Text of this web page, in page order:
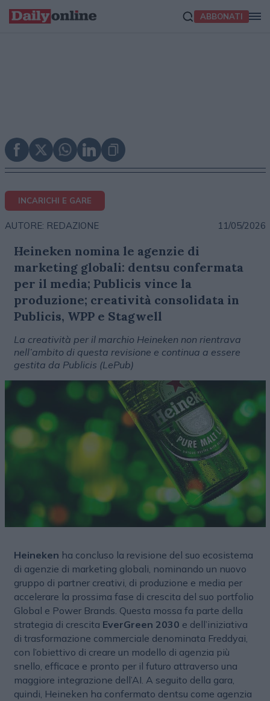
ABBONATI
INCARICHI E GARE
AUTORE: REDAZIONE 11/05/2026
Heineken nomina le agenzie di
marketing globali: dentsu confermata
per il media; Publicis vince la
produzione; creatività consolidata in
Publicis, WPP e Stagwell
La creatività per il marchio Heineken non rientrava
nell’ambito di questa revisione e continua a essere
gestita da Publicis (LePub)
Heineken ha concluso la revisione del suo ecosistema
di agenzie di marketing globali, nominando un nuovo
gruppo di partner creativi, di produzione e media per
accelerare la prossima fase di crescita del suo portfolio
Global e Power Brands. Questa mossa fa parte della
strategia di crescita EverGreen 2030 e dell’iniziativa
di trasformazione commerciale denominata Freddyai,
con l’obiettivo di creare un modello di agenzia più
snello, efficace e pronto per il futuro attraverso una
maggiore integrazione dell’AI. A seguito della gara,
quindi, Heineken ha confermato dentsu come agenzia